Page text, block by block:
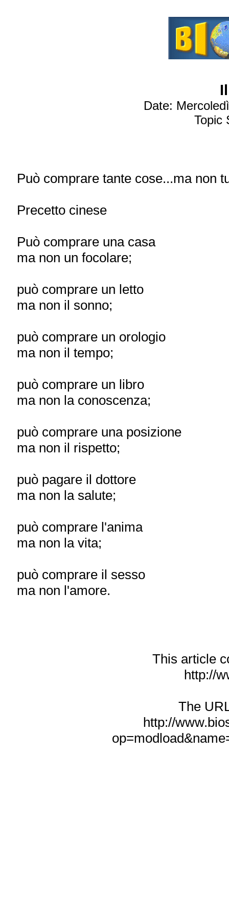
Date:
Topic
Può comprare tante cose...ma non
Precetto cinese
Può comprare una casa
ma non un focolare;
può comprare un letto
ma non il sonno;
può comprare un orologio
ma non il tempo;
può comprare un libro
ma non la conoscenza;
può comprare una posizione
ma non il rispetto;
può pagare il dottore
ma non la salute;
può comprare l'anima
ma non la vita;
può comprare il sesso
ma non l'amore.
This article
http://
The
http://